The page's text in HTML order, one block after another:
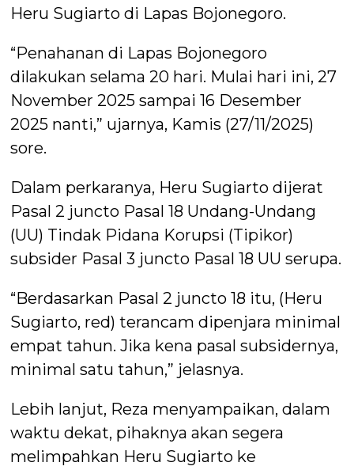
Heru Sugiarto di Lapas Bojonegoro.
“Penahanan di Lapas Bojonegoro
dilakukan selama 20 hari. Mulai hari ini, 27
November 2025 sampai 16 Desember
2025 nanti,” ujarnya, Kamis (27/11/2025)
sore.
Dalam perkaranya, Heru Sugiarto dijerat
Pasal 2 juncto Pasal 18 Undang-Undang
(UU) Tindak Pidana Korupsi (Tipikor)
subsider Pasal 3 juncto Pasal 18 UU serupa.
“Berdasarkan Pasal 2 juncto 18 itu, (Heru
Sugiarto, red) terancam dipenjara minimal
empat tahun. Jika kena pasal subsidernya,
minimal satu tahun,” jelasnya.
Lebih lanjut, Reza menyampaikan, dalam
waktu dekat, pihaknya akan segera
melimpahkan Heru Sugiarto ke